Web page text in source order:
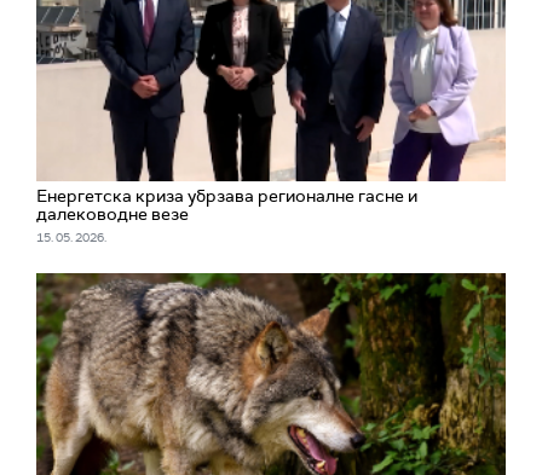
Енергетска криза убрзава регионалне гасне и
далеководне везе
15. 05. 2026.